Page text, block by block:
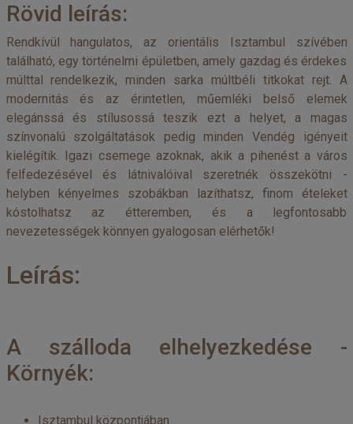
Rövid leírás:
Rendkívül hangulatos, az orientális Isztambul szívében
található, egy történelmi épületben, amely gazdag és érdekes
múlttal rendelkezik, minden sarka múltbéli titkokat rejt. A
modernitás és az érintetlen, műemléki belső elemek
elegánssá és stílusossá teszik ezt a helyet, a magas
színvonalú szolgáltatások pedig minden Vendég igényeit
kielégítik. Igazi csemege azoknak, akik a pihenést a város
felfedezésével és látnivalóival szeretnék összekötni -
helyben kényelmes szobákban lazíthatsz, finom ételeket
kóstolhatsz az étteremben, és a legfontosabb
nevezetességek könnyen gyalogosan elérhetők!
Leírás:
A szálloda elhelyezkedése -
Környék:
Isztambul központjában